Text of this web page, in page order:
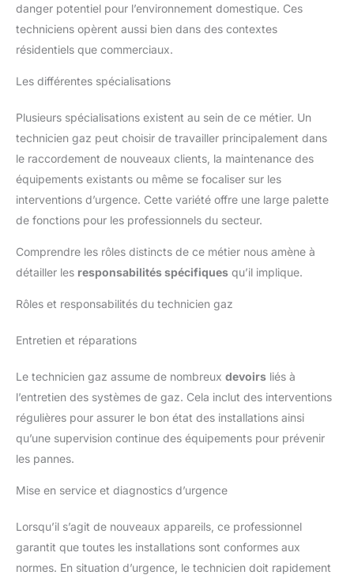
danger potentiel pour l’environnement domestique. Ces
techniciens opèrent aussi bien dans des contextes
résidentiels que commerciaux.
Les différentes spécialisations
Plusieurs spécialisations existent au sein de ce métier. Un
technicien gaz peut choisir de travailler principalement dans
le raccordement de nouveaux clients, la maintenance des
équipements existants ou même se focaliser sur les
interventions d’urgence. Cette variété offre une large palette
de fonctions pour les professionnels du secteur.
Comprendre les rôles distincts de ce métier nous amène à
détailler les responsabilités spécifiques qu’il implique.
Rôles et responsabilités du technicien gaz
Entretien et réparations
Le technicien gaz assume de nombreux devoirs liés à
l’entretien des systèmes de gaz. Cela inclut des interventions
régulières pour assurer le bon état des installations ainsi
qu’une supervision continue des équipements pour prévenir
les pannes.
Mise en service et diagnostics d’urgence
Lorsqu’il s’agit de nouveaux appareils, ce professionnel
garantit que toutes les installations sont conformes aux
normes. En situation d’urgence, le technicien doit rapidement